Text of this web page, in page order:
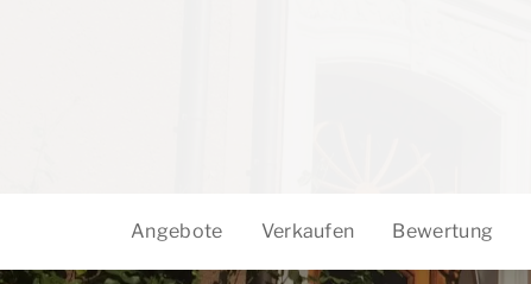
Angebote Verkaufen Bewertung